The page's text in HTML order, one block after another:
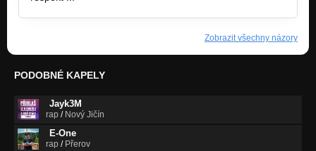
Zobrazit všechny názory
PODOBNÉ KAPELY
Jayk3M
rap / Nový Jičín
E-One
rap / Přerov